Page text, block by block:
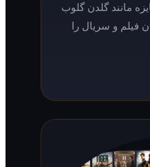
مانند گلدن گلوب
فیلم و سریال را